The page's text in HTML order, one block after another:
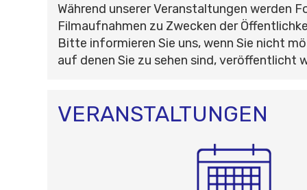
Während unserer Veranstaltungen werden
Filmaufnahmen zu Zwecken der
Bitte informieren Sie uns, wenn Sie nicht
auf denen Sie zu sehen sind, veröffentlicht
VERANSTALTUNGEN